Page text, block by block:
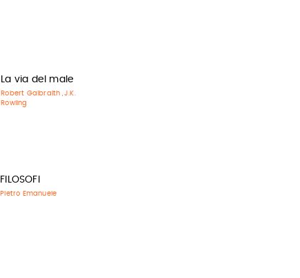
La via del male
Robert Galbraith J.K.
Rowling
FILOSOFI
Pietro Emanuele